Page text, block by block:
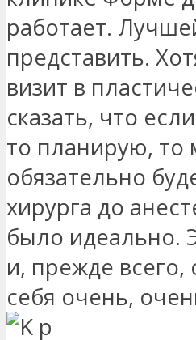
работает.
представить.
визит в
сказать, что
то планирую, то
обязательно
хирурга до
было идеально.
и, прежде
себя очень,